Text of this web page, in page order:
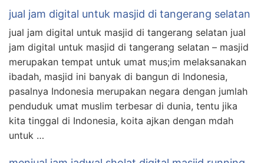
jual jam digital untuk masjid di tangerang selatan
jual jam digital untuk masjid di tangerang selatan jual
jam digital untuk masjid di tangerang selatan – masjid
merupakan tempat untuk umat mus;im melaksanakan
ibadah, masjid ini banyak di bangun di Indonesia,
pasalnya Indonesia merupakan negara dengan jumlah
penduduk umat muslim terbesar di dunia, tentu jika
kita tinggal di Indonesia, koita ajkan dengan mdah
untuk …